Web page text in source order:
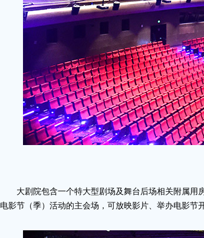
大剧院包含一个特大型剧场及舞台后场相关附属用
电影节（季）活动的主会场，可放映影片、举办电影节